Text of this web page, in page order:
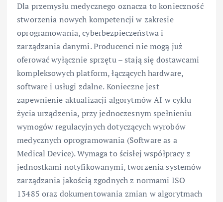
Dla przemysłu medycznego oznacza to konieczność
stworzenia nowych kompetencji w zakresie
oprogramowania, cyberbezpieczeństwa i
zarządzania danymi. Producenci nie mogą już
oferować wyłącznie sprzętu – stają się dostawcami
kompleksowych platform, łączących hardware,
software i usługi zdalne. Konieczne jest
zapewnienie aktualizacji algorytmów AI w cyklu
życia urządzenia, przy jednoczesnym spełnieniu
wymogów regulacyjnych dotyczących wyrobów
medycznych oprogramowania (Software as a
Medical Device). Wymaga to ścisłej współpracy z
jednostkami notyfikowanymi, tworzenia systemów
zarządzania jakością zgodnych z normami ISO
13485 oraz dokumentowania zmian w algorytmach